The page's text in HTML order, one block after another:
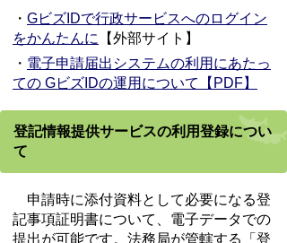
・ GビズIDで行政サービスへのログイン
をかんたんに
【外部サイト】
・ 電子申請届出システムの利用にあたっ
ての GビズIDの運用について【PDF】
登記情報提供サービスの利用登録につい
て
申請時に添付資料として必要になる登
記事項証明書について、電子データでの
提出が可能です。法務局が管轄する「登